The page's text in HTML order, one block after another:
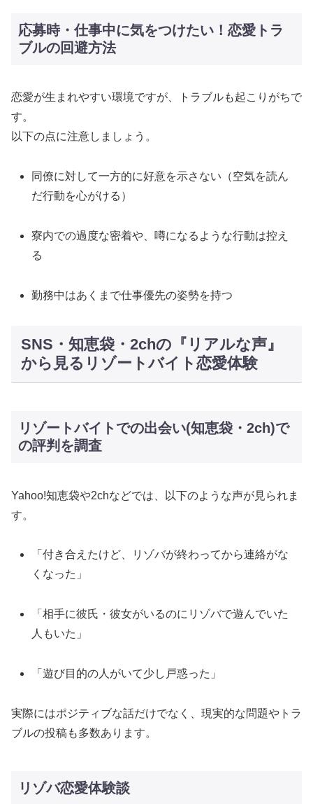
応募時・仕事中に気をつけたい！恋愛トラ
ブルの回避方法
恋愛が生まれやすい環境ですが、トラブルも起こりがちで
す。
以下の点に注意しましょう。
同僚に対して一方的に好意を示さない（空気を読ん
だ行動を心がける）
寮内での過度な密着や、噂になるような行動は控え
る
勤務中はあくまで仕事優先の姿勢を持つ
SNS・知恵袋・2chの『リアルな声』
から見るリゾートバイト恋愛体験
リゾートバイトでの出会い(知恵袋・2ch)で
の評判を調査
Yahoo!知恵袋や2chなどでは、以下のような声が見られま
す。
「付き合えたけど、リゾバが終わってから連絡がな
くなった」
「相手に彼氏・彼女がいるのにリゾバで遊んでいた
人もいた」
「遊び目的の人がいて少し戸惑った」
実際にはポジティブな話だけでなく、現実的な問題やトラ
ブルの投稿も多数あります。
リゾバ恋愛体験談